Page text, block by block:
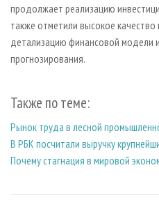
продолжает реализацию
также отметили высокое
детализацию финансовой модели
прогнозирования.
Также по теме:
Рынок труда в лесной
В РБК посчитали выручку
Почему стагнация в мировой